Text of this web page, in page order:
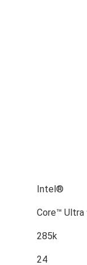
Intel®
Core™ Ultra
285k
24